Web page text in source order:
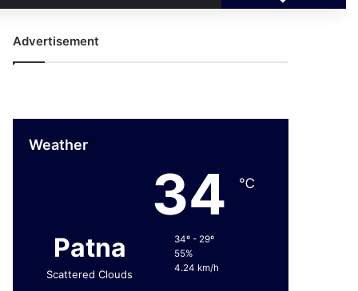
for
Advertisement
Weather
Patna
Scattered Clouds
34 ℃
34º - 29º
55%
4.24 km/h